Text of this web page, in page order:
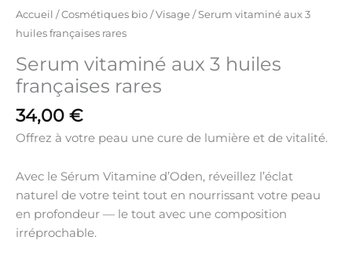
Accueil /Cosmétiques bio/Visage/ Serum vitaminé aux 3
huiles françaises rares
Serum vitaminé aux 3 huiles
françaises rares
34,00 €
Offrez à votre peau une cure de lumière et de vitalité.
Avec le Sérum Vitamine d’Oden, réveillez l’éclat
naturel de votre teint tout en nourrissant votre peau
en profondeur — le tout avec une composition
irréprochable.
rares